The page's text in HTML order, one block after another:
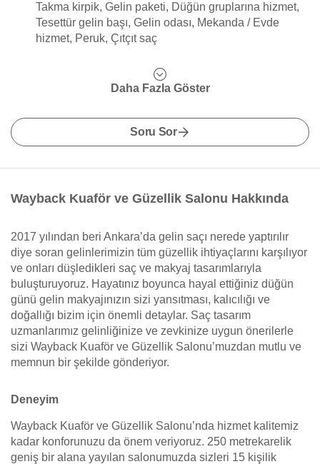
Takma kirpik, Gelin paketi, Düğün gruplarına hizmet,
Tesettür gelin başı, Gelin odası, Mekanda / Evde
hizmet, Peruk, Çıtçıt saç
Daha Fazla Göster
Soru Sor
Wayback Kuaför ve Güzellik Salonu Hakkında
2017 yılından beri Ankara’da gelin saçı nerede yaptırılır
diye soran gelinlerimizin tüm güzellik ihtiyaçlarını karşılıyor
ve onları düşledikleri saç ve makyaj tasarımlarıyla
buluşturuyoruz. Hayatınız boyunca hayal ettiğiniz düğün
günü gelin makyajınızın sizi yansıtması, kalıcılığı ve
doğallığı bizim için önemli detaylar. Saç tasarım
uzmanlarımız gelinliğinize ve zevkinize uygun önerilerle
sizi Wayback Kuaför ve Güzellik Salonu’muzdan mutlu ve
memnun bir şekilde gönderiyor.
Deneyim
Wayback Kuaför ve Güzellik Salonu’nda hizmet kalitemiz
kadar konforunuzu da önem veriyoruz. 250 metrekarelik
geniş bir alana yayılan salonumuzda sizleri 15 kişilik